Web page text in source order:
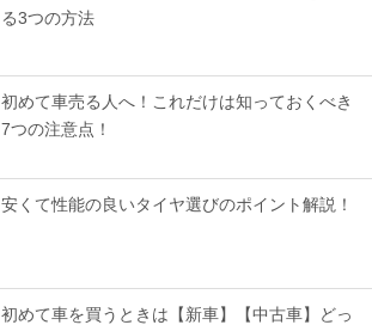
る3つの方法
初めて車売る人へ！これだけは知っておくべき
7つの注意点！
安くて性能の良いタイヤ選びのポイント解説！
初めて車を買うときは【新車】【中古車】どっ